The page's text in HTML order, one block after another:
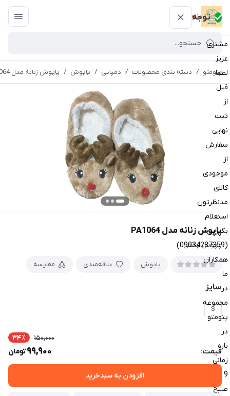
توجه
مشتری
عزیز
لطفا
قبل
از
ثبت
نهایی
سفارش
از
موجودی
کالای
مدنظرتون
استعلام
بگیرین
(09034287359)
همکاران
ما
در
مجموعه
پتومتو
در
بازه
زمانی
9
صبح
پتومتو
پتومتو / دسته بندی محصولات / دمپایی / پاپوش / پاپوش زنانه مدل PA1064
پاپوش زنانه مدل PA1064
پاپوش پشمی
پاپوش علاقه‌مندی مقایسه
سایز
S
قیمت:
150,000 34٪
99,900تومان
افزودن به سبدخرید